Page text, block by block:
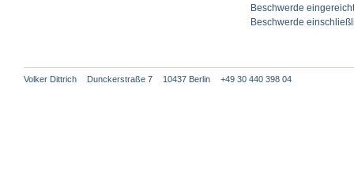
Beschwerde
Beschwerde
Volker Dittrich Dunckerstraße 7 10437 Berlin +49 30 440 398 04